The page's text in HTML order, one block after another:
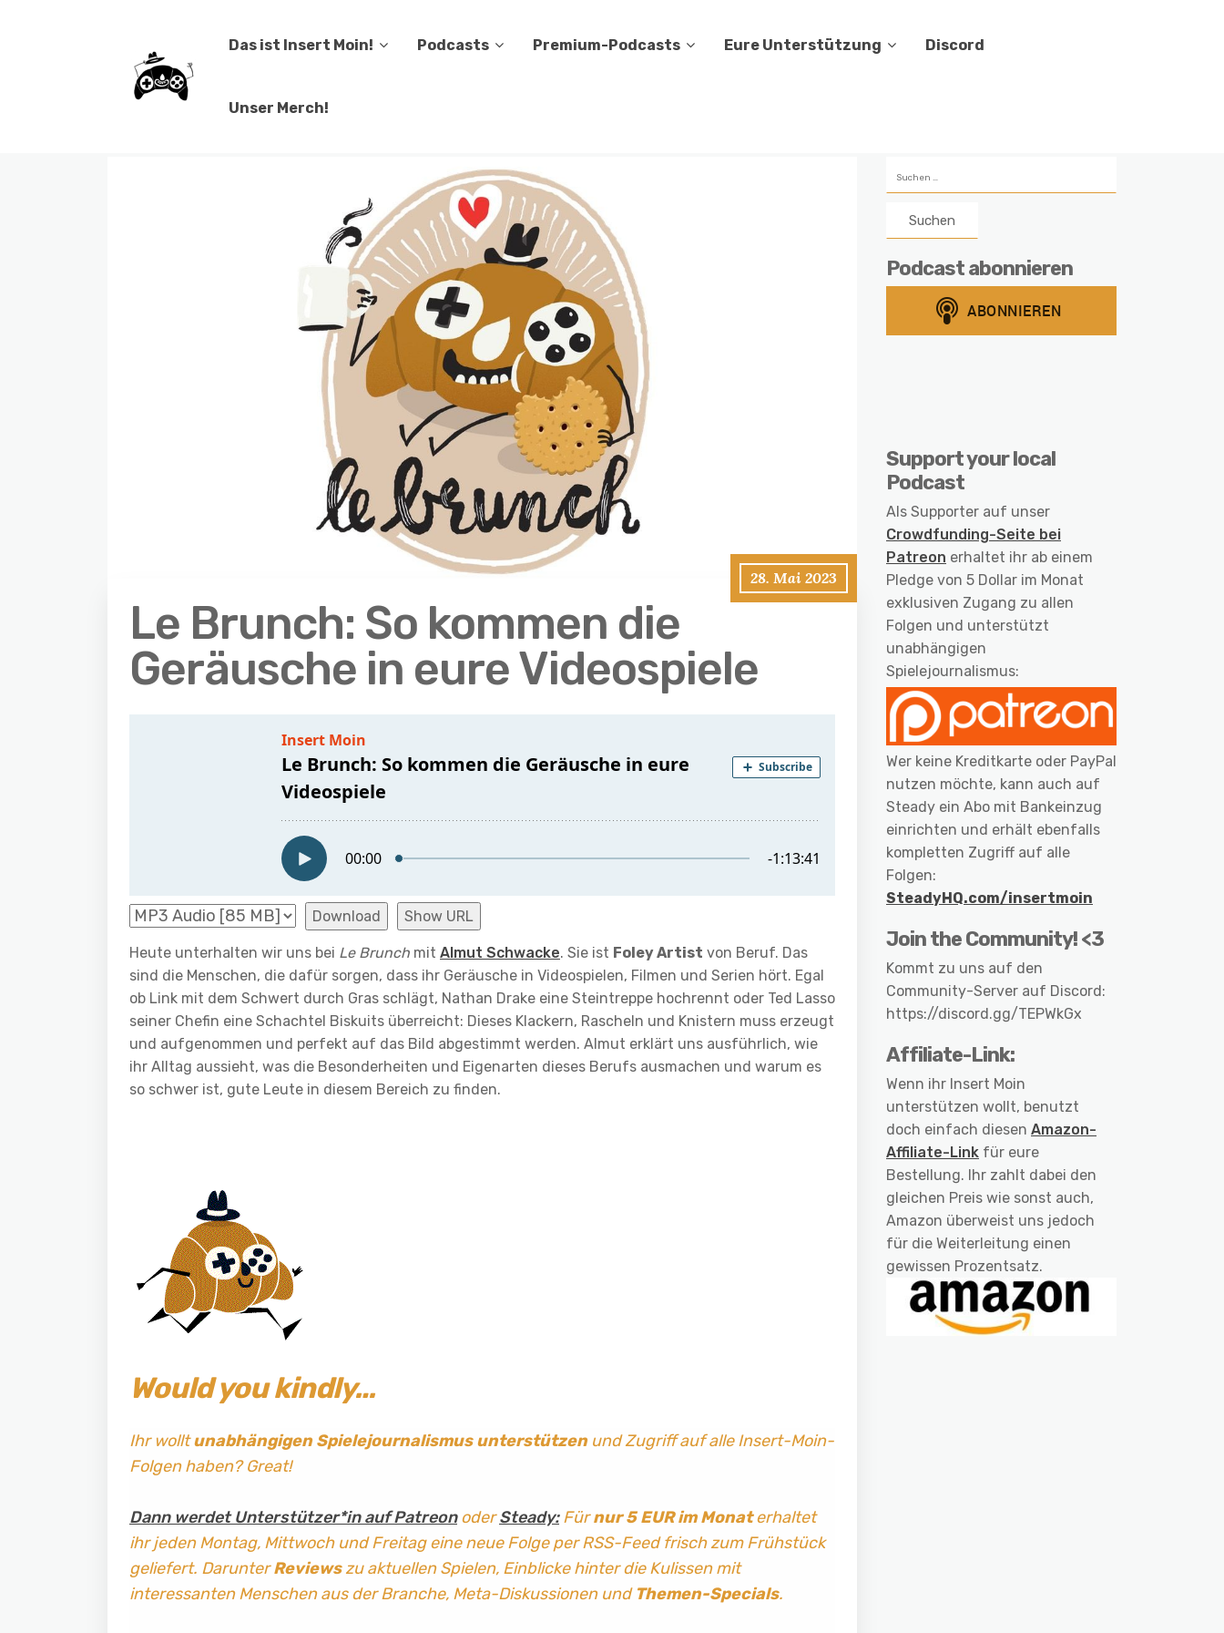
Das ist Insert Moin! Podcasts Premium-Podcasts Eure Unterstützung Discord
Unser Merch!
28. Mai 2023
Le Brunch: So kommen die
Geräusche in eure Videospiele
Download Show URL
Heute unterhalten wir uns bei Le Brunch mit Almut Schwacke. Sie ist Foley Artist von Beruf. Das
sind die Menschen, die dafür sorgen, dass ihr Geräusche in Videospielen, Filmen und Serien hört. Egal
ob Link mit dem Schwert durch Gras schlägt, Nathan Drake eine Steintreppe hochrennt oder Ted Lasso
seiner Chefin eine Schachtel Biskuits überreicht: Dieses Klackern, Rascheln und Knistern muss erzeugt
und aufgenommen und perfekt auf das Bild abgestimmt werden. Almut erklärt uns ausführlich, wie
ihr Alltag aussieht, was die Besonderheiten und Eigenarten dieses Berufs ausmachen und warum es
so schwer ist, gute Leute in diesem Bereich zu finden.
Would you kindly…
Ihr wolltunabhängigen Spielejournalismus unterstützenund Zugriff auf alle Insert-Moin-
Folgen haben? Great!
Dann werdet Unterstützer*in auf PatreonoderSteady:Fürnur 5 EUR im Monaterhaltet
ihr jeden Montag, Mittwoch und Freitag eine neue Folge per RSS-Feed frisch zum Frühstück
geliefert. DarunterReviewszu aktuellen Spielen, Einblicke hinter die Kulissen mit
interessanten Menschen aus der Branche, Meta-Diskussionen und Themen-Specials.
nach:
Podcast abonnieren
Support your local
Podcast
Als Supporter auf unser
Crowdfunding-Seite bei
Patreon erhaltet ihr ab einem
Pledge von 5 Dollar im Monat
exklusiven Zugang zu allen
Folgen und unterstützt
unabhängigen
Spielejournalismus:
Wer keine Kreditkarte oder PayPal
nutzen möchte, kann auch auf
Steady ein Abo mit Bankeinzug
einrichten und erhält ebenfalls
kompletten Zugriff auf alle
Folgen:
SteadyHQ.com/insertmoin
Join the Community! <3
Kommt zu uns auf den
Community-Server auf Discord:
https://discord.gg/TEPWkGx
Affiliate-Link:
Wenn ihr Insert Moin
unterstützen wollt, benutzt
doch einfach diesen Amazon-
Affiliate-Link für eure
Bestellung. Ihr zahlt dabei den
gleichen Preis wie sonst auch,
Amazon überweist uns jedoch
für die Weiterleitung einen
gewissen Prozentsatz.